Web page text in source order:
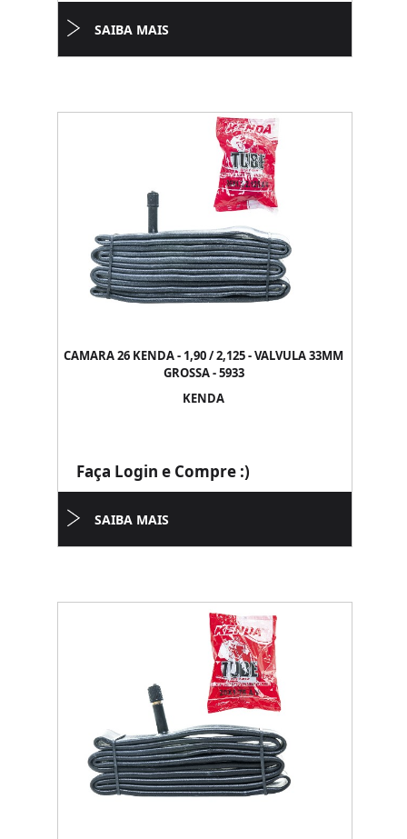
SAIBA MAIS
CAMARA 26 KENDA - 1,90 / 2,125 - VALVULA 33MM
GROSSA - 5933
KENDA
Faça Login e Compre :)
SAIBA MAIS